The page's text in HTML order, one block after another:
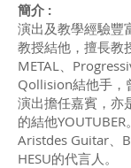
簡介 :
演出及教學經驗豐
教授結他，擅長教
METAL、
Qollision結他手，
演出擔任嘉賓，亦
的結他
Aristdes Guitar、
HESU的代言人。